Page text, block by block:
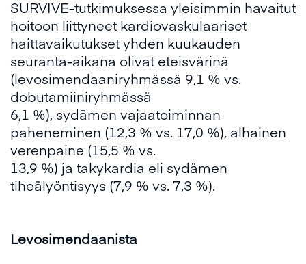
SURVIVE-tutkimuksessa yleisimmin havaitut
hoitoon liittyneet kardiovaskulaariset
haittavaikutukset yhden kuukauden
seuranta-aikana olivat eteisvärinä
(levosimendaaniryhmässä 9,1 % vs.
dobutamiiniryhmässä
6,1 %), sydämen vajaatoiminnan
paheneminen (12,3 % vs. 17,0 %), alhainen
verenpaine (15,5 % vs.
13,9 %) ja takykardia eli sydämen
tiheälyöntisyys (7,9 % vs. 7,3 %).
Levosimendaanista